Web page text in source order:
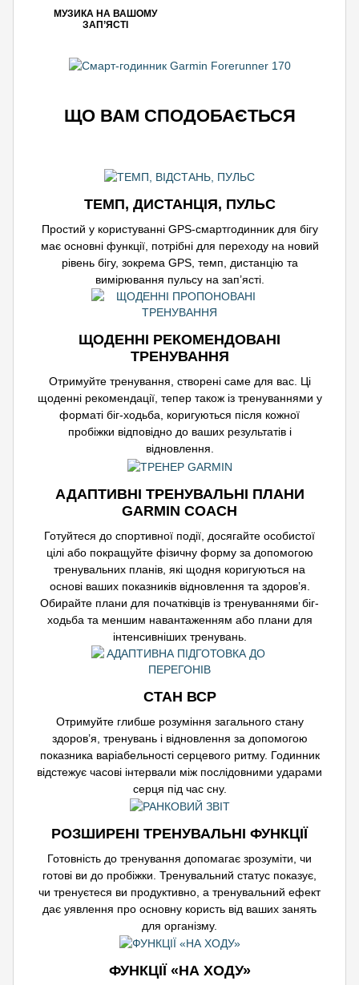
МУЗИКА НА ВАШОМУ
ЗАП’ЯСТІ
ЩО ВАМ СПОДОБАЄТЬСЯ
ТЕМП, ДИСТАНЦІЯ, ПУЛЬС
Простий у користуванні GPS-смартгодинник для бігу
має основні функції, потрібні для переходу на новий
рівень бігу, зокрема GPS, темп, дистанцію та
вимірювання пульсу на зап’ясті.
ЩОДЕННІ РЕКОМЕНДОВАНІ
ТРЕНУВАННЯ
Отримуйте тренування, створені саме для вас. Ці
щоденні рекомендації, тепер також із тренуваннями у
форматі біг-ходьба, коригуються після кожної
пробіжки відповідно до ваших результатів і
відновлення.
АДАПТИВНІ ТРЕНУВАЛЬНІ ПЛАНИ
GARMIN COACH
Готуйтеся до спортивної події, досягайте особистої
цілі або покращуйте фізичну форму за допомогою
тренувальних планів, які щодня коригуються на
основі ваших показників відновлення та здоров’я.
Обирайте плани для початківців із тренуваннями біг-
ходьба та меншим навантаженням або плани для
інтенсивніших тренувань.
СТАН ВСР
Отримуйте глибше розуміння загального стану
здоров’я, тренувань і відновлення за допомогою
показника варіабельності серцевого ритму. Годинник
відстежує часові інтервали між послідовними ударами
серця під час сну.
РОЗШИРЕНІ ТРЕНУВАЛЬНІ ФУНКЦІЇ
Готовність до тренування допомагає зрозуміти, чи
готові ви до пробіжки. Тренувальний статус показує,
чи тренуєтеся ви продуктивно, а тренувальний ефект
дає уявлення про основну користь від ваших занять
для організму.
ФУНКЦІЇ «НА ХОДУ»